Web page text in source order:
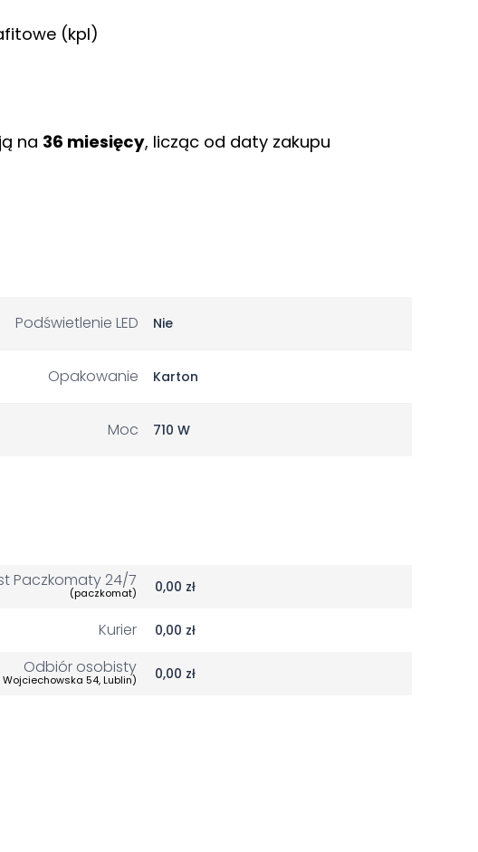
(kpl)
na 36 miesięcy, licząc od daty zakupu
Podświetlenie LED Nie
Opakowanie Karton
Moc 710 W
Paczkomaty 24/7
(paczkomat) 0,00 zł
Kurier 0,00 zł
Odbiór osobisty
Wojciechowska 54, Lublin) 0,00 zł